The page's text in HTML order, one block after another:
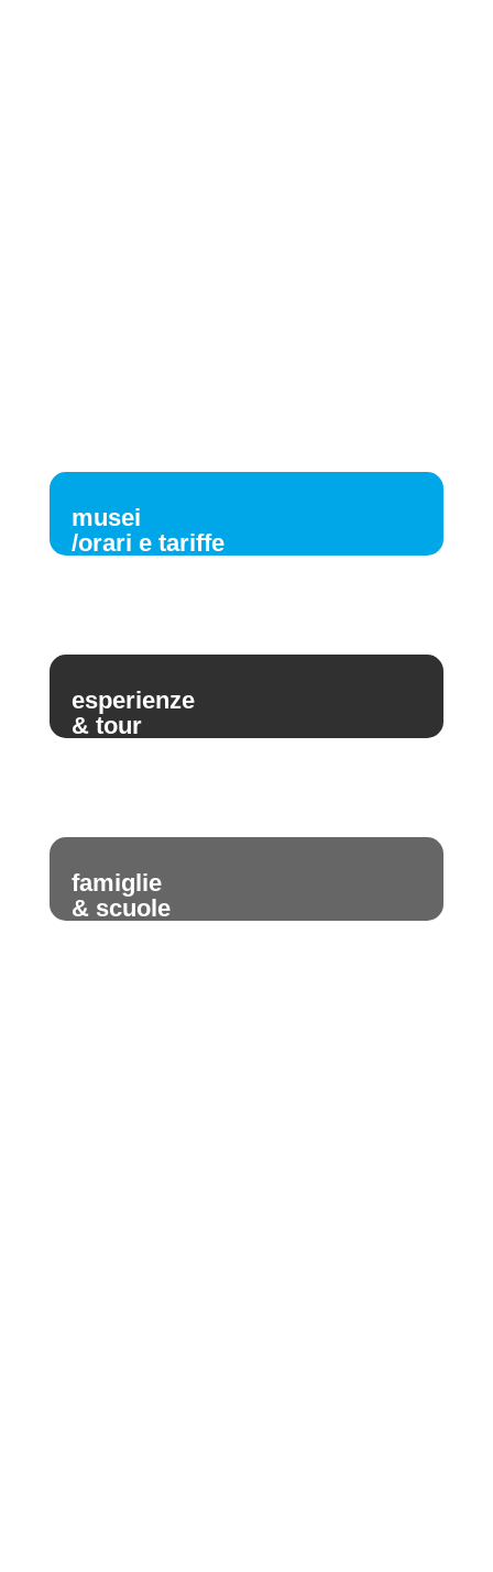
musei
/orari e tariffe
esperienze
& tour
famiglie
& scuole